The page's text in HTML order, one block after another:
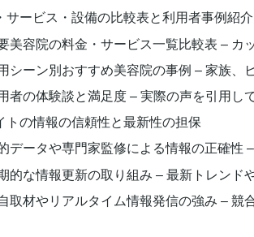
サービス・設備の比較表と利用者事例紹介
美容院の料金・サービス一覧比較表 – カ
シーン別おすすめ美容院の事例 – 家族、
者の体験談と満足度 – 実際の声を引用し
トの情報の信頼性と最新性の担保
データや専門家監修による情報の正確性
的な情報更新の取り組み – 最新トレンド
取材やリアルタイム情報発信の強み – 競